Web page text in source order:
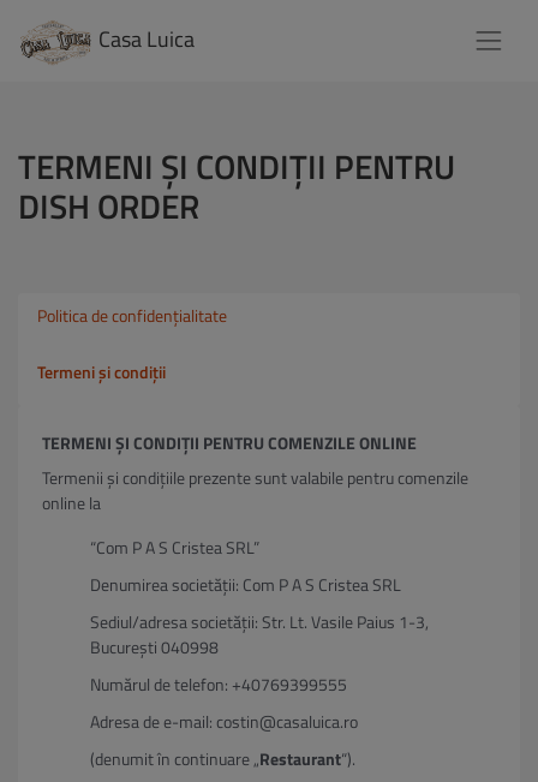
Casa Luica
TERMENI ȘI CONDIȚII PENTRU
DISH ORDER
Politica de confidențialitate
Termeni și condiții
TERMENI ȘI CONDIȚII PENTRU COMENZILE ONLINE
Termenii și condițiile prezente sunt valabile pentru comenzile
online la
“Com P A S Cristea SRL”
Denumirea societății: Com P A S Cristea SRL
Sediul/adresa societății: Str. Lt. Vasile Paius 1-3,
București 040998
Numărul de telefon: +40769399555
Adresa de e-mail: costin@casaluica.ro
(denumit în continuare „Restaurant“).